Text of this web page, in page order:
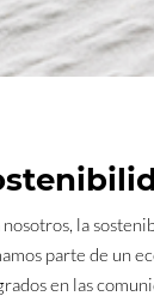
nosotros, la
parte de un
en las